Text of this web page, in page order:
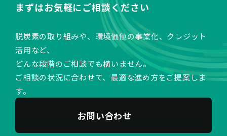
まずはお気軽にご相談ください
脱炭素の取り組みや、環境価値の事業化、クレジット
活用など、
どんな段階のご相談でも構いません。
ご相談の状況に合わせて、最適な進め方をご提案しま
す。
お問い合わせ